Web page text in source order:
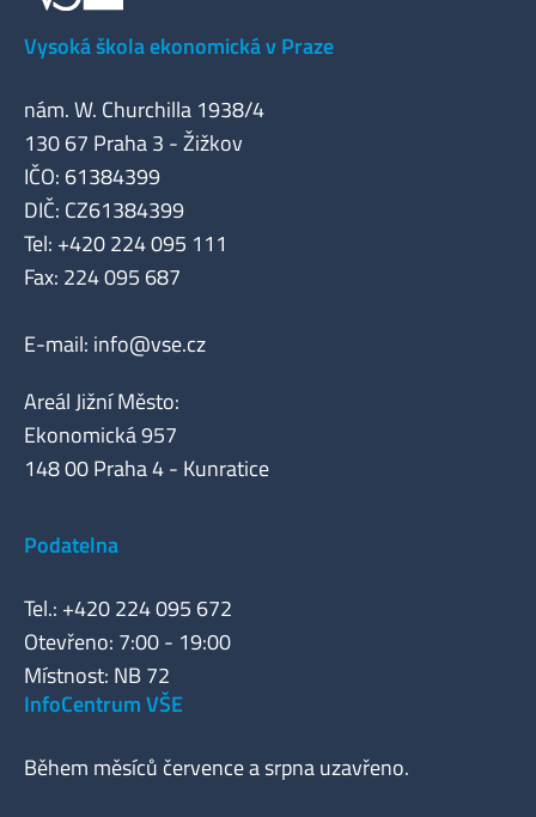
Vysoká škola ekonomická v Praze
nám. W. Churchilla 1938/4
130 67 Praha 3 - Žižkov
IČO: 61384399
DIČ: CZ61384399
Tel: +420 224 095 111
Fax: 224 095 687
E-mail: info@vse.cz
Areál Jižní Město:
Ekonomická 957
148 00 Praha 4 - Kunratice
Podatelna
Tel.: +420 224 095 672
Otevřeno: 7:00 - 19:00
Místnost: NB 72
InfoCentrum VŠE
Během měsíců července a srpna uzavřeno.